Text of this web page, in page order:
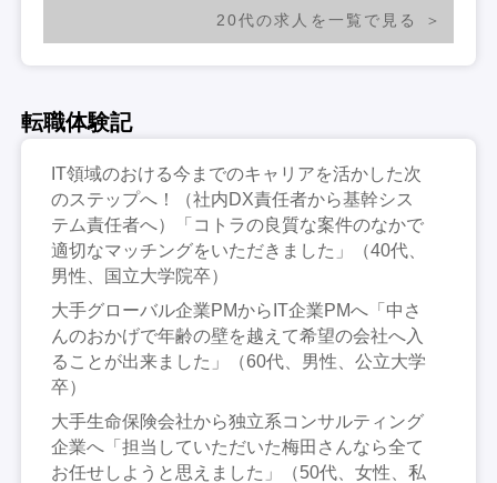
20代の求人を一覧で見る
転職体験記
IT領域のおける今までのキャリアを活かした次
のステップへ！（社内DX責任者から基幹シス
テム責任者へ）「コトラの良質な案件のなかで
適切なマッチングをいただきました」（40代、
男性、国立大学院卒）
大手グローバル企業PMからIT企業PMへ「中さ
んのおかげで年齢の壁を越えて希望の会社へ入
ることが出来ました」（60代、男性、公立大学
卒）
大手生命保険会社から独立系コンサルティング
企業へ「担当していただいた梅田さんなら全て
お任せしようと思えました」（50代、女性、私